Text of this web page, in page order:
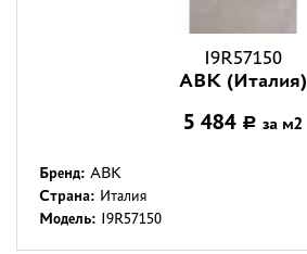
I9R57150
ABK (Италия)
5 484 Р за м2
Бренд: ABK
Страна: Италия
Модель: I9R57150